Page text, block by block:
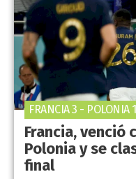
Francia, venció
Polonia y se
final
FRANCIA 3 - POLONIA 1